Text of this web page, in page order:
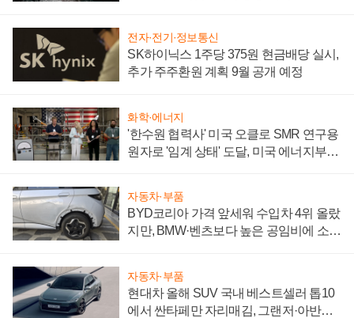
전자·전기·정보통신
SK하이닉스 1주당 375원 현금배당 실시,
추가 주주환원 계획 9월 공개 예정
화학·에너지
'한수원 협력사' 미국 오클로 SMR 연구용
원자로 '임계 상태' 도달, 미국 에너지부
자동차·부품
BYD코리아 가격 앞세워 수입차 4위 올랐
지만, BMW·벤츠보다 높은 공임비에 소비
자동차·부품
현대차 올해 SUV 국내 베스트셀러 톱10
에서 싼타페만 자리매김, 그랜저·아반떼